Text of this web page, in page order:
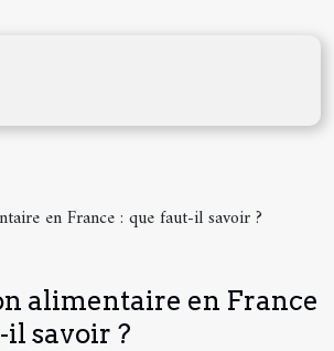
en France : que faut-il savoir ?
alimentaire en France
il savoir ?